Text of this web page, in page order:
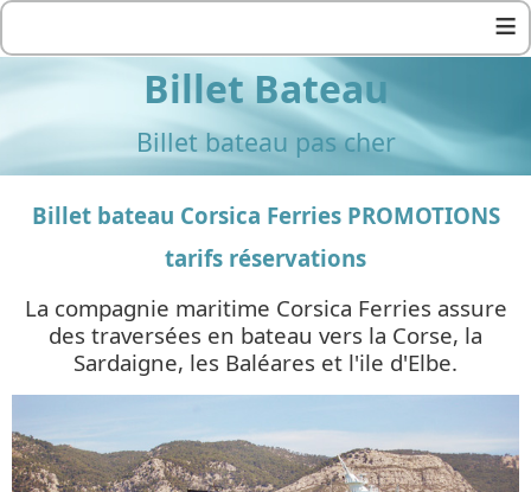
≡
Billet Bateau
Billet bateau pas cher
Billet bateau Corsica Ferries PROMOTIONS
tarifs réservations
La compagnie maritime Corsica Ferries assure
des traversées en bateau vers la Corse, la
Sardaigne, les Baléares et l'ile d'Elbe.